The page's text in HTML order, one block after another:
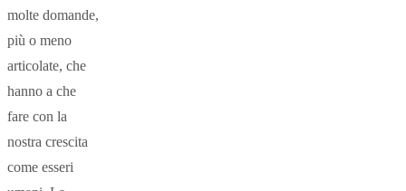
molte domande,
più o meno
articolate, che
hanno a che
fare con la
nostra crescita
come esseri